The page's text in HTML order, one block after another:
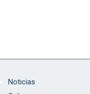
Noticias